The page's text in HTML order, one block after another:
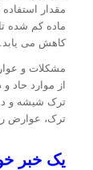
مقدار
ماده کم شده
کاهش می یابد.
مشکلات و
از موارد حاد
ترک شیشه و
ترک، عوارض
یک خبر